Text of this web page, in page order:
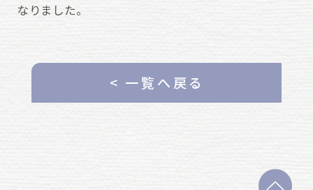
なりました。
< 一覧へ戻る